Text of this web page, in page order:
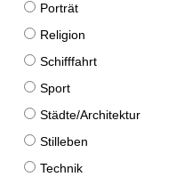
Porträt
Religion
Schifffahrt
Sport
Städte/Architektur
Stilleben
Technik